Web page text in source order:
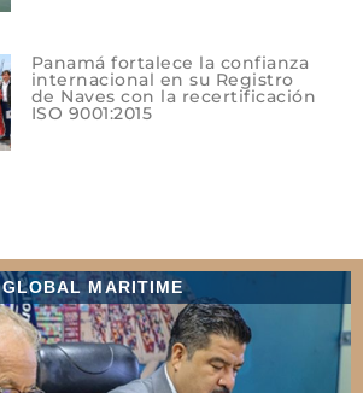
Panamá fortalece la confianza
internacional en su Registro
de Naves con la recertificación
ISO 9001:2015
GLOBAL MARITIME